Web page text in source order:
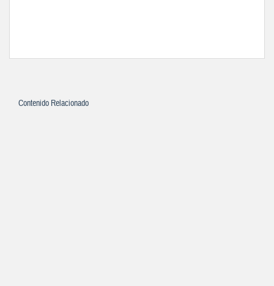
Contenido Relacionado